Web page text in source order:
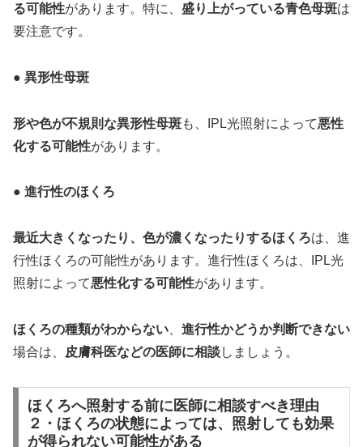
る可能性があります。特に、 盛り上がっている青色母斑は
要注意です。
● 異形性母斑
形や色が不規則な異形性母斑も、IPL光照射によって悪性
化する可能性があります。
● 進行性のほくろ
最近大きくなったり、色が濃くなったりするほくろは、進
行性ほくろの可能性があります。進行性ほくろは、IPL光
照射によって悪性化する可能性があります。
ほくろの種類がわからない
進行性かどうか判断できない
場合は、
皮膚科医などの医師に相談しましょう。
ほくろへ照射する前に医師に相談すべき理由
２・ほくろの状態によっては、照射しても効果
が得られない可能性がある